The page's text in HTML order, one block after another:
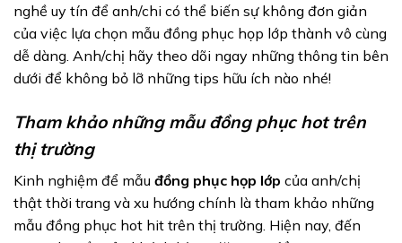
nghề uy tín để anh/chi có thể biến sự không đơn giản
của việc lựa chọn mẫu đồng phục họp lớp thành vô cùng
dễ dàng. Anh/chị hãy theo dõi ngay những thông tin bên
dưới để không bỏ lỡ những tips hữu ích nào nhé!
Tham khảo những mẫu đồng phục hot trên
thị trường
Kinh nghiệm để mẫu đồng phục họp lớp của anh/chị
thật thời trang và xu hướng chính là tham khảo những
mẫu đồng phục hot hit trên thị trường. Hiện nay, đến